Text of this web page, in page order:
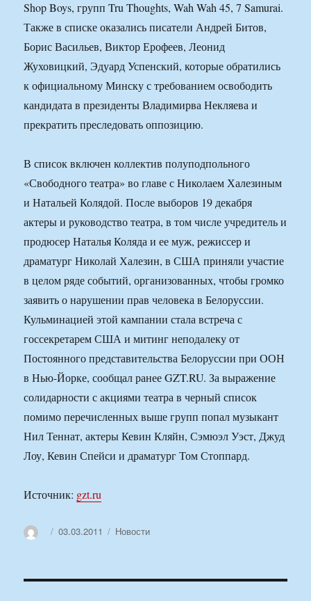
Shop Boys, групп Tru Thoughts, Wah Wah 45, 7 Samurai.
Также в списке оказались писатели Андрей Битов,
Борис Васильев, Виктор Ерофеев, Леонид
Жуховицкий, Эдуард Успенский, которые обратились
к официальному Минску с требованием освободить
кандидата в президенты Владимирва Некляева и
прекратить преследовать оппозицию.
В список включен коллектив полуподпольного
«Свободного театра» во главе с Николаем Халезиным
и Натальей Колядой. После выборов 19 декабря
актеры и руководство театра, в том числе учредитель и
продюсер Наталья Коляда и ее муж, режиссер и
драматург Николай Халезин, в США приняли участие
в целом ряде событий, организованных, чтобы громко
заявить о нарушении прав человека в Белоруссии.
Кульминацией этой кампании стала встреча с
госсекретарем США и митинг неподалеку от
Постоянного представительства Белоруссии при ООН
в Нью-Йорке, сообщал ранее GZT.RU. За выражение
солидарности с акциями театра в черный список
помимо перечисленных выше групп попал музыкант
Нил Теннат, актеры Кевин Кляйн, Сэмюэл Уэст, Джуд
Лоу, Кевин Спейси и драматург Том Стоппард.
Источник: gzt.ru
АвторОпубликовано
03.03.2011 Рубрики
Новости